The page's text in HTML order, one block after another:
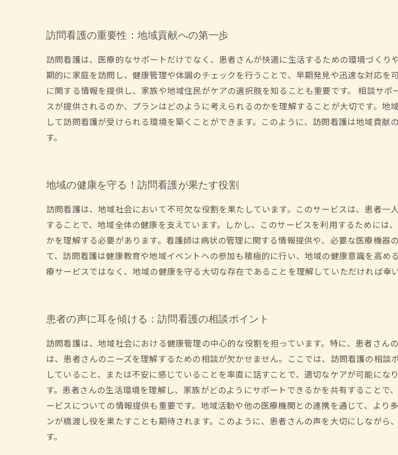
訪問看護の重要性：地域貢献への第一歩
訪問看護は、医療的なサポートだけでなく、患者さんが快適に生活するための環境づくり
期的に家庭を訪問し、健康管理や体調のチェックを行うことで、早期発見や迅速な対応を
に関する情報を提供し、家族や地域住民がケアの選択肢を知ることも重要です。 相談サ
スが提供されるのか、プランはどのように考えられるのかを理解することが大切です。地
して訪問看護が受けられる環境を築くことができます。このように、訪問看護は地域貢献
す。
地域の健康を守る！訪問看護が果たす役割
訪問看護は、地域社会において不可欠な役割を果たしています。このサービスは、患者一
することで、地域全体の健康を支えています。しかし、このサービスを利用するためには
かを理解する必要があります。看護師は病状の管理に関する情報提供や、必要な医療機器
て、訪問看護は健康教育や地域イベントへの参加も積極的に行い、地域の健康意識を高め
療サービスではなく、地域の健康を守る大切な存在であることを理解していただければ幸い
患者の声に耳を傾ける：訪問看護の相談ポイント
訪問看護は、地域社会における健康管理の中心的な役割を担っています。特に、患者さん
は、患者さんのニーズを理解するための相談が欠かせません。ここでは、訪問看護の相
していること、または不安に感じていることを率直に話すことで、適切なケアが可能にな
す。患者さんの生活環境を理解し、家族がどのようにサポートできるかを共有することで
ービスについての情報提供も重要です。地域活動や他の医療機関との連携を通じて、より
ンが橋渡し役を果たすことも期待されます。このように、患者さんの声を大切にしながら
す。